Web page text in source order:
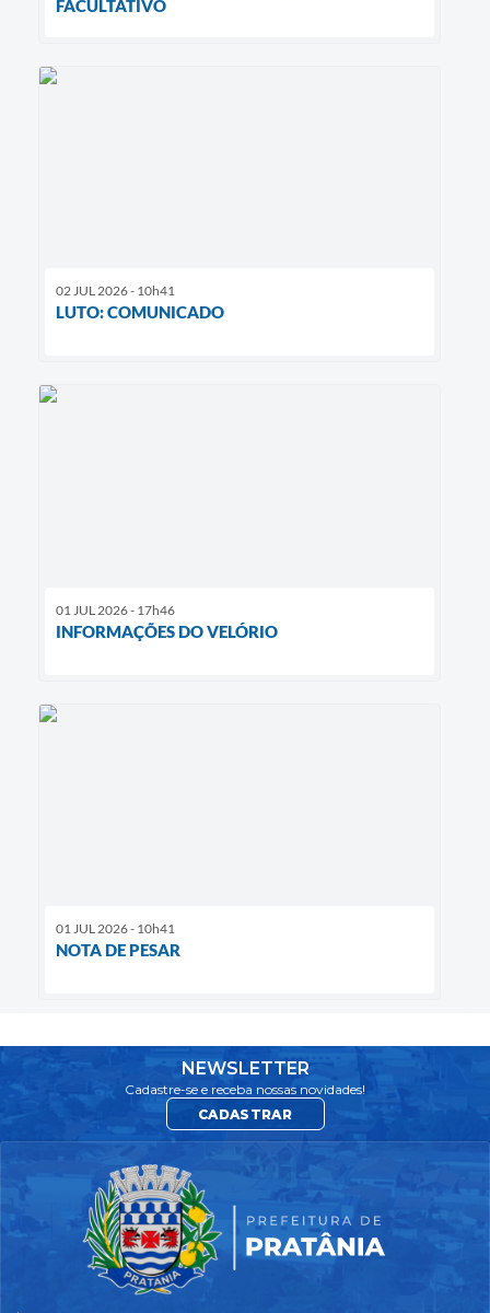
FACULTATIVO
02 JUL 2026 - 10h41
LUTO: COMUNICADO
01 JUL 2026 - 17h46
INFORMAÇÕES DO VELÓRIO
01 JUL 2026 - 10h41
NOTA DE PESAR
NEWSLETTER
Cadastre-se e receba nossas novidades!
CADASTRAR